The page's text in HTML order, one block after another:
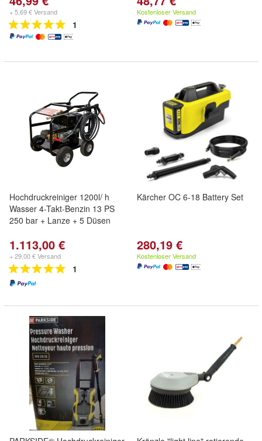
+ 5,69 € Versand
1
Kostenloser Versand
Hochdruckreiniger 1200l/ h
Wasser 4-Takt-Benzin 13 PS
250 bar + Lanze + 5 Düsen
1.113,00 €
+ 29,00 € Versand
1
Kärcher OC 6-18 Battery Set
280,19 €
Kostenloser Versand